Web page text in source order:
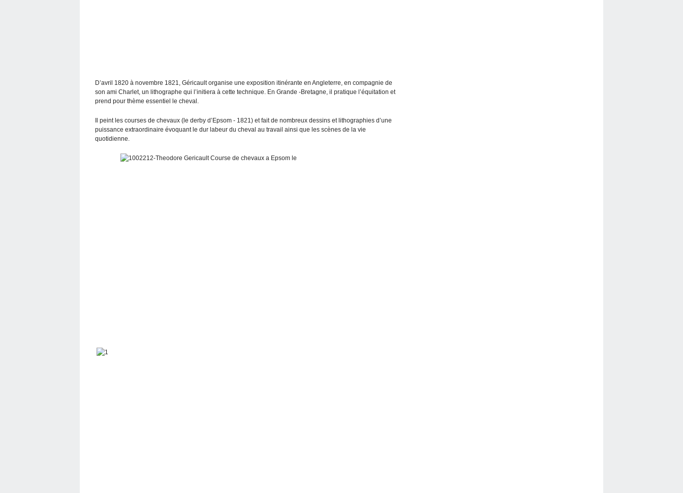
D’avril 1820 à novembre 1821, Géricault organise une exposition itinérante en Angleterre, en compagnie de
son ami Charlet, un lithographe qui l’initiera à cette technique. En Grande -Bretagne, il pratique l’équitation et
prend pour thème essentiel le cheval.
Il peint les courses de chevaux (le derby d’Epsom - 1821) et fait de nombreux dessins et lithographies d’une
puissance extraordinaire évoquant le dur labeur du cheval au travail ainsi que les scènes de la vie
quotidienne.